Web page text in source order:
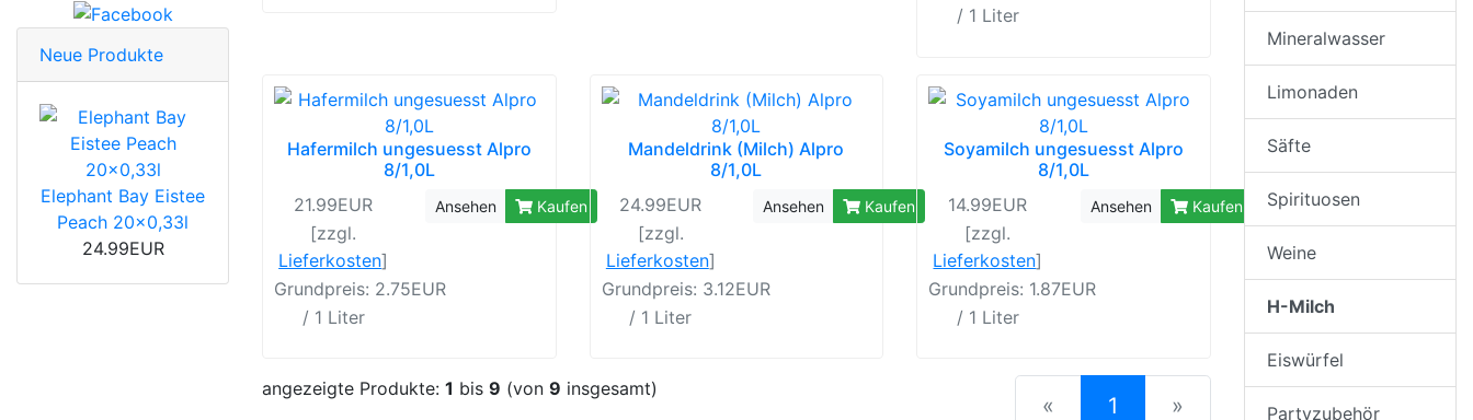
/ 1 Liter
Hafermilch ungesuesst Alpro
8/1,0L
21.99EUR
[zzgl.
Lieferkosten]
Grundpreis: 2.75EUR
/ 1 Liter
Ansehen Kaufen
Mandeldrink (Milch) Alpro
8/1,0L
24.99EUR
[zzgl.
Lieferkosten]
Grundpreis: 3.12EUR
/ 1 Liter
Ansehen Kaufen
Soyamilch ungesuesst Alpro
8/1,0L
14.99EUR
[zzgl.
Lieferkosten]
Grundpreis: 1.87EUR
/ 1 Liter
Ansehen Kaufen
angezeigte Produkte: 1 bis 9 (von 9 insgesamt)
« 1 (current)
»
Neue Produkte
Elephant Bay Eistee
Peach 20x0,33l
24.99EUR
Mineralwasser
Limonaden
Säfte
Spirituosen
Weine
H-Milch
Eiswürfel
Partyzubehör